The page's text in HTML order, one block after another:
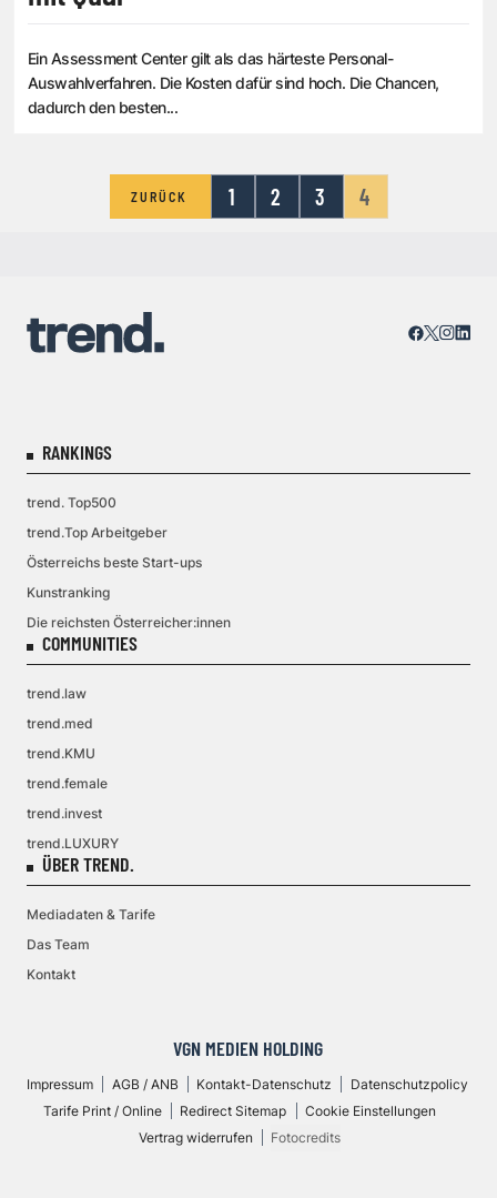
Ein Assessment Center gilt als das härteste Personal-
Auswahlverfahren. Die Kosten dafür sind hoch. Die Chancen,
dadurch den besten...
ZURÜCK 1 2 3 4
RANKINGS
trend. Top500
trend.Top Arbeitgeber
Österreichs beste Start-ups
Kunstranking
Die reichsten Österreicher:innen
COMMUNITIES
trend.law
trend.med
trend.KMU
trend.female
trend.invest
trend.LUXURY
ÜBER TREND.
Mediadaten & Tarife
Das Team
Kontakt
VGN MEDIEN HOLDING
Impressum AGB / ANB Kontakt-Datenschutz
Datenschutzpolicy
Tarife Print / Online
Redirect Sitemap
Cookie Einstellungen
Vertrag widerrufen
Fotocredits